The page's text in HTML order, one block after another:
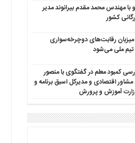
مهندس محمد مقدم بیرانوند مدیر
کشور
میزبان رقابت‌های دوچرخه‌سواری
تیم ملی می‌شود
کمبود معلم در گفتگوی با منصور
اقتصادی و مدیرکل اسبق برنامه و
آموزش و پرورش